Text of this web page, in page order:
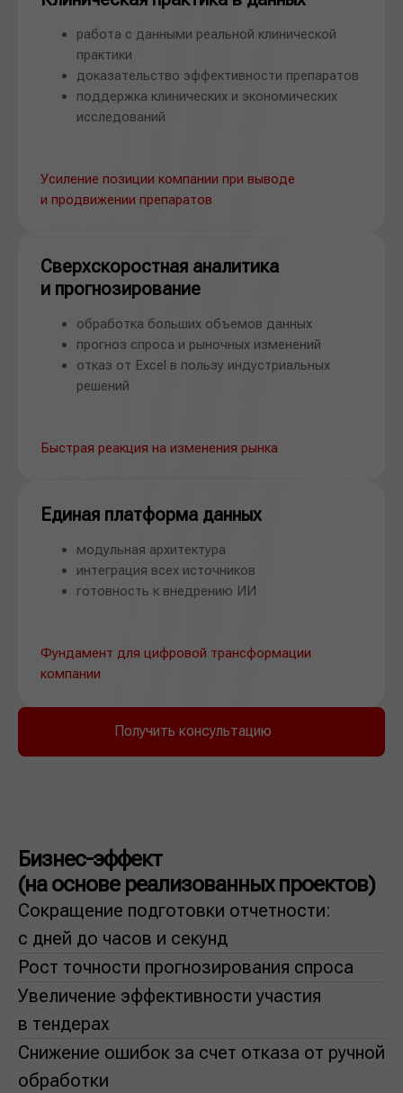
работа с данными реальной клинической
практики
доказательство эффективности препаратов
поддержка клинических и экономических
исследований
Усиление позиции компании при выводе
и продвижении препаратов
Сверхскоростная аналитика
и прогнозирование
обработка больших объемов данных
прогноз спроса и рыночных изменений
отказ от Excel в пользу индустриальных
решений
Быстрая реакция на изменения рынка
Единая платформа данных
модульная архитектура
интеграция всех источников
готовность к внедрению ИИ
Фундамент для цифровой трансформации
компании
Получить консультацию
Бизнес-эффект
(на основе реализованных проектов)
Сокращение подготовки отчетности:
с дней до часов и секунд
Рост точности прогнозирования спроса
Увеличение эффективности участия
в тендерах
Снижение ошибок за счет отказа от ручной
обработки